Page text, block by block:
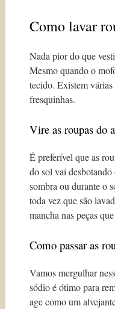
Como lavar
Nada pior do que
Mesmo quando o
tecido. Existem várias
fresquinhas.
Vire as roupas do
É preferível que as
do sol vai desbotando
sombra ou durante o
toda vez que são
mancha nas peças
Como passar as
Vamos mergulhar
sódio é ótimo para
age como um